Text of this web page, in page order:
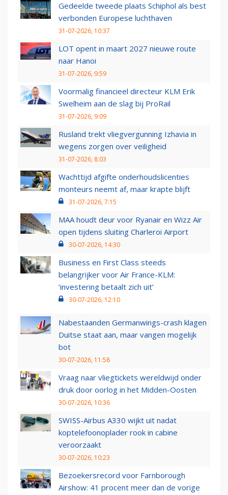
Gedeelde tweede plaats Schiphol als best
verbonden Europese luchthaven
31-07-2026, 10:37
LOT opent in maart 2027 nieuwe route
naar Hanoi
31-07-2026, 9:59
Voormalig financieel directeur KLM Erik
Swelheim aan de slag bij ProRail
31-07-2026, 9:09
Rusland trekt vliegvergunning Izhavia in
wegens zorgen over veiligheid
31-07-2026, 8:03
Wachttijd afgifte onderhoudslicenties
monteurs neemt af, maar krapte blijft
31-07-2026, 7:15
MAA houdt deur voor Ryanair en Wizz Air
open tijdens sluiting Charleroi Airport
30-07-2026, 14:30
Business en First Class steeds
belangrijker voor Air France-KLM:
‘investering betaalt zich uit’
30-07-2026, 12:10
Nabestaanden Germanwings-crash klagen
Duitse staat aan, maar vangen mogelijk
bot
30-07-2026, 11:58
Vraag naar vliegtickets wereldwijd onder
druk door oorlog in het Midden-Oosten
30-07-2026, 10:36
SWISS-Airbus A330 wijkt uit nadat
koptelefoonoplader rook in cabine
veroorzaakt
30-07-2026, 10:23
Bezoekersrecord voor Farnborough
Airshow: 41 procent meer dan de vorige